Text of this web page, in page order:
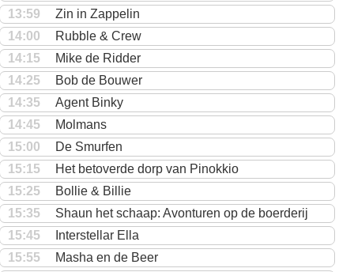
13:59
Zin in Zappelin
14:00
Rubble & Crew
14:15
Mike de Ridder
14:25
Bob de Bouwer
14:35
Agent Binky
14:45
Molmans
15:00
De Smurfen
15:15
Het betoverde dorp van Pinokkio
15:25
Bollie & Billie
15:35
Shaun het schaap: Avonturen op de boerderij
15:45
Interstellar Ella
15:55
Masha en de Beer